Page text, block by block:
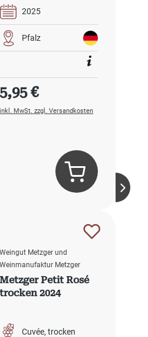
2025
Pfalz
Regulärer Preis:
5,95 €
inkl. MwSt. zzgl. Versandkosten
Weingut Metzger und
Weinmanufaktur Metzger
Metzger Petit Rosé
trocken 2024
Cuvée trocken